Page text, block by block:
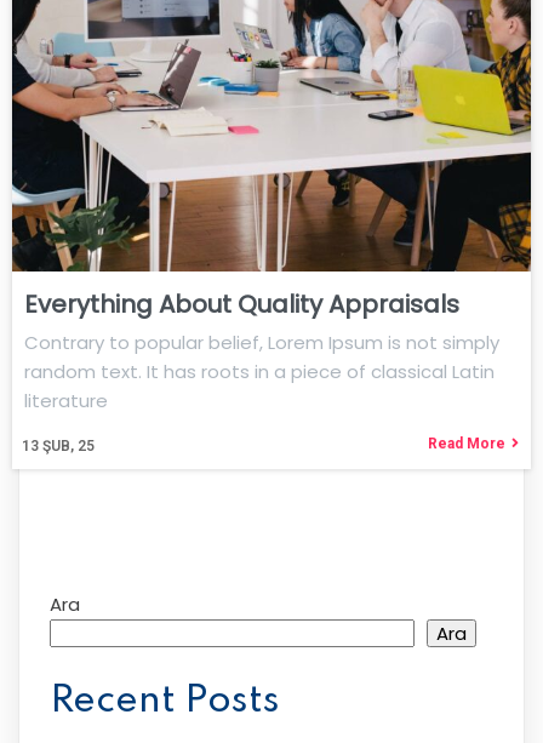
Everything About Quality Appraisals
13 ŞUB, 25
Contrary to popular belief, Lorem Ipsum is not simply
random text. It has roots in a piece of classical Latin
literature
Read More
Ara
Ara
Recent Posts